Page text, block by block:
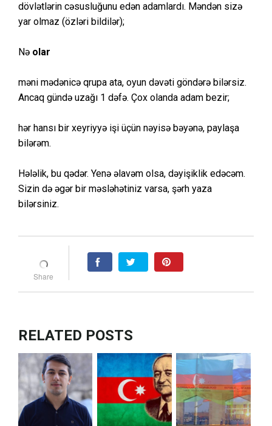
dövlətlərin cəsusluğunu edən adamlardı. Məndən sizə
yar olmaz (özləri bildilər);
Nə olar
məni mədənicə qrupa ata, oyun dəvəti göndərə bilərsiz.
Ancaq gündə uzağı 1 dəfə. Çox olanda adam bezir;
hər hansı bir xeyriyyə işi üçün nəyisə bəyənə, paylaşa
bilərəm.
Hələlik, bu qədər. Yenə əlavəm olsa, dəyişiklik edəcəm.
Sizin də əgər bir məsləhətiniz varsa, şərh yaza
bilərsiniz.
RELATED POSTS